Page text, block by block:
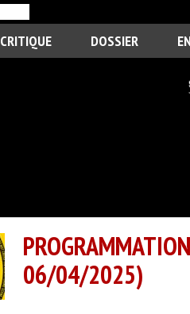
CRITIQUE DOSSIER
06/04/2025)